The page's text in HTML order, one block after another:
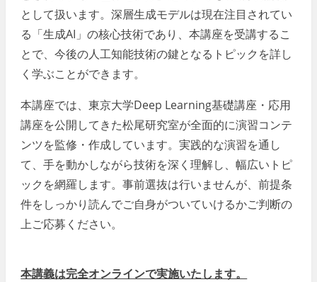
として扱います。深層生成モデルは現在注目されてい
る「生成AI」の核心技術であり、本講座を受講するこ
とで、今後の人工知能技術の鍵となるトピックを詳し
く学ぶことができます。
本講座では、東京大学Deep Learning基礎講座・応用
講座を公開してきた松尾研究室が全面的に演習コンテ
ンツを監修・作成しています。実践的な演習を通し
て、手を動かしながら技術を深く理解し、幅広いトピ
ックを網羅します。事前選抜は行いませんが、前提条
件をしっかり読んでご自身がついていけるかご判断の
上ご応募ください。
本講義は完全オンラインで実施いたします。